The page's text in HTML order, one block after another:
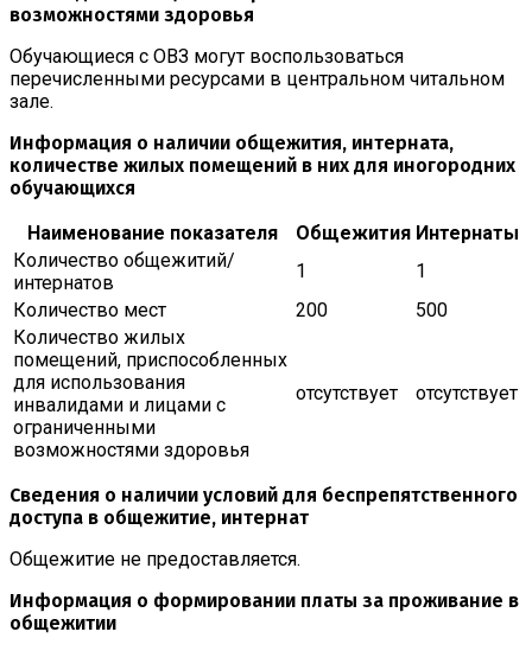
возможностями здоровья
Обучающиеся с ОВЗ могут воспользоваться
перечисленными ресурсами в центральном читальном
зале.
Информация о наличии общежития, интерната,
количестве жилых помещений в них для иногородних
обучающихся
Наименование показателя
Общежития Интернаты
Количество общежитий/
интернатов
1
1
Количество мест
200
500
Количество жилых
помещений, приспособленных
для использования
инвалидами и лицами с
ограниченными
возможностями здоровья
отсутствует отсутствует
Сведения о наличии условий для беспрепятственного
доступа в общежитие, интернат
Общежитие не предоставляется.
Информация о формировании платы за проживание в
общежитии